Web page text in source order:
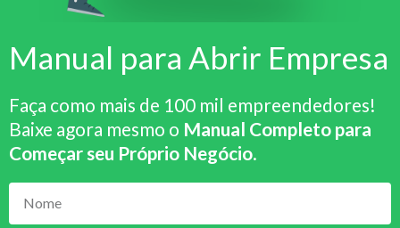
Manual para Abrir Empresa
Faça como mais de 100 mil empreendedores!
Baixe agora mesmo o Manual Completo para
Começar seu Próprio Negócio.